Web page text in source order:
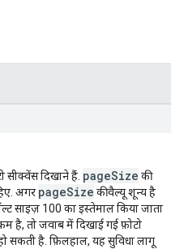
सीक्वेंस दिखाने हैं. pageSize की
अगर pageSize की वैल्यू शून्य है
साइज़ 100 का इस्तेमाल किया जाता
है, तो जवाब में दिखाई गई फ़ोटो
सकती है. फ़िलहाल, यह सुविधा लागू